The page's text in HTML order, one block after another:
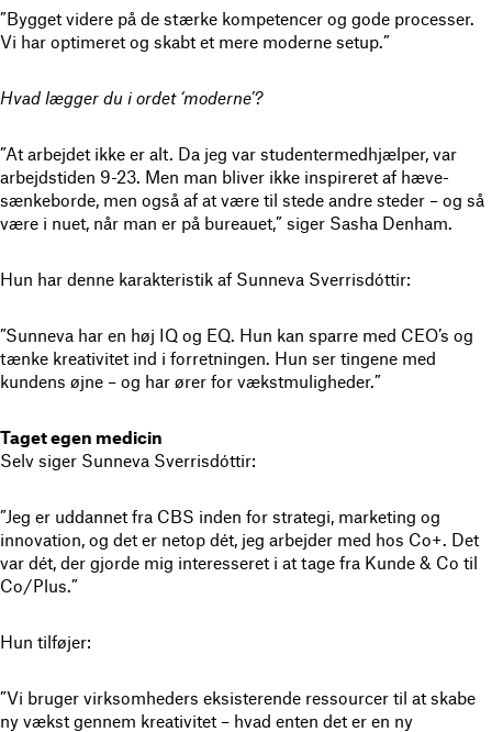
”Bygget videre på de stærke kompetencer og gode processer.
Vi har optimeret og skabt et mere moderne setup.”
Hvad lægger du i ordet ‘moderne’?
”At arbejdet ikke er alt. Da jeg var studentermedhjælper, var
arbejdstiden 9-23. Men man bliver ikke inspireret af hæve-
sænkeborde, men også af at være til stede andre steder – og så
være i nuet, når man er på bureauet,” siger Sasha Denham.
Hun har denne karakteristik af Sunneva Sverrisdóttir:
”Sunneva har en høj IQ og EQ. Hun kan sparre med CEO’s og
tænke kreativitet ind i forretningen. Hun ser tingene med
kundens øjne – og har ører for vækstmuligheder.”
Taget egen medicin
Selv siger Sunneva Sverrisdóttir:
”Jeg er uddannet fra CBS inden for strategi, marketing og
innovation, og det er netop dét, jeg arbejder med hos Co+. Det
var dét, der gjorde mig interesseret i at tage fra Kunde & Co til
Co/Plus.”
Hun tilføjer:
”Vi bruger virksomheders eksisterende ressourcer til at skabe
ny vækst gennem kreativitet – hvad enten det er en ny